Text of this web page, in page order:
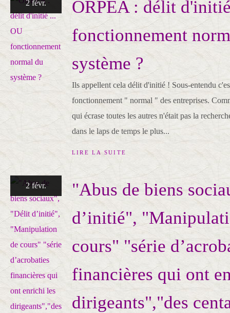
2 févr.
ORPEA : délit
fonctionnement
système ?
Ils appellent cela délit d'initié ! Sous-entendu
fonctionnement " normal " des entreprises.
qui écrase toutes les autres n'était pas la
dans le laps de temps le plus...
LIRE LA SUITE
2 févr.
"Abus de biens
d’initié",
cours" "série
financières qui ont
dirigeants","des